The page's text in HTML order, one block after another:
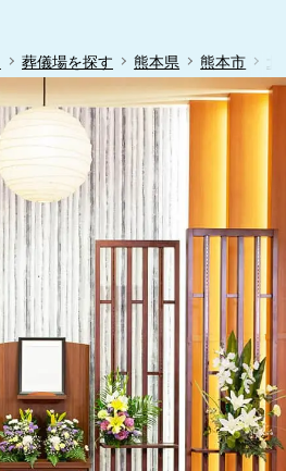
葬儀場を探す 熊本県 熊本市